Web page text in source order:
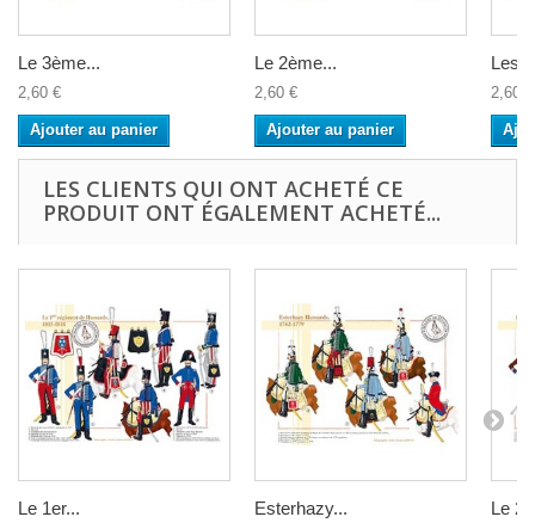
Le 3ème...
2,60 €
Ajouter au panier
Le 2ème...
2,60 €
Ajouter au panier
Les...
2,60 €
LES CLIENTS QUI ONT ACHETÉ CE
PRODUIT ONT ÉGALEMENT ACHETÉ...
Le 1er... Esterhazy... Le